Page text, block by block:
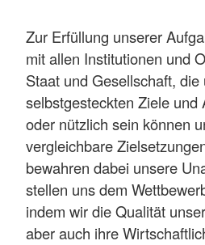
Zur Erfüllung unserer
mit allen Institutionen und
Staat und Gesellschaft,
selbstgesteckten Ziele und
oder nützlich sein können
vergleichbare
bewahren dabei unsere
stellen uns dem
indem wir die Qualität
aber auch ihre